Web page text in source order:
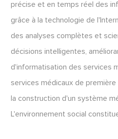
précise et en temps réel des
grâce à la technologie de
des analyses complètes et
décisions intelligentes,
d'informatisation des services
services médicaux de
la construction d'un système
L'environnement social